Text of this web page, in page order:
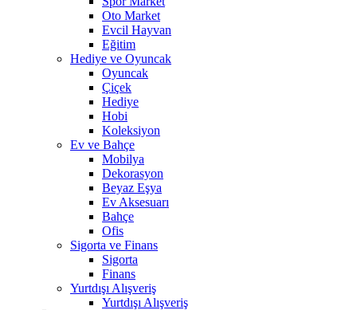
Oto Market
Evcil Hayvan
Eğitim
Hediye ve Oyuncak
Oyuncak
Çiçek
Hediye
Hobi
Koleksiyon
Ev ve Bahçe
Mobilya
Dekorasyon
Beyaz Eşya
Ev Aksesuarı
Bahçe
Ofis
Sigorta ve Finans
Sigorta
Finans
Yurtdışı Alışveriş
Yurtdışı Alışveriş